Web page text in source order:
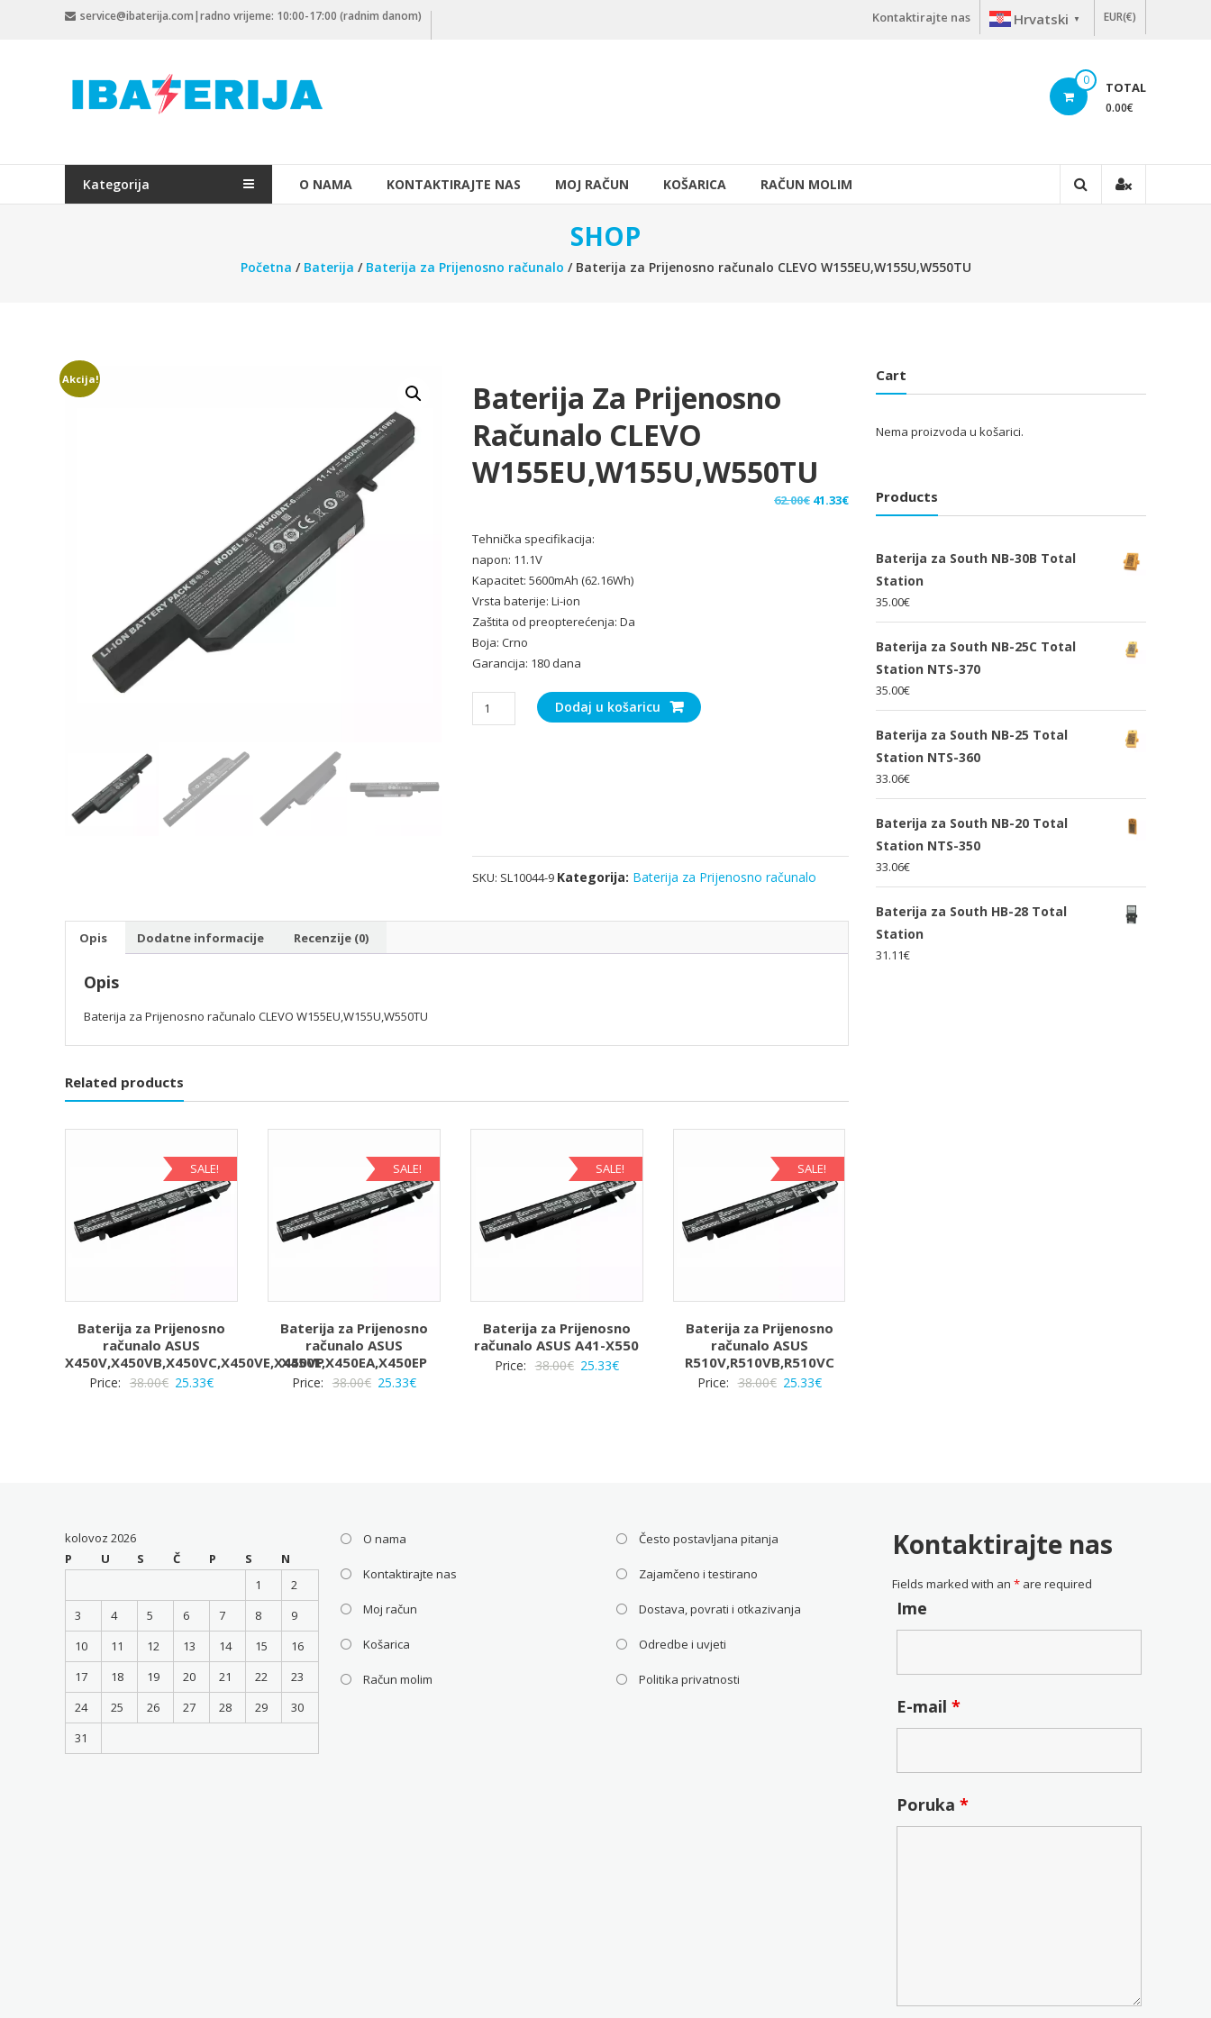
service@ibaterija.com|radno vrijeme: 10:00-17:00 (radnim danom) Kontaktirajte nas Hrvatski ▼ EUR(€)
0 TOTAL
0.00€
Kategorija O NAMA KONTAKTIRAJTE NAS MOJ RAČUN KOŠARICA RAČUN MOLIM
SHOP
Početna / Baterija / Baterija za Prijenosno računalo / Baterija za Prijenosno računalo CLEVO W155EU,W155U,W550TU
Akcija!
Baterija Za Prijenosno
Računalo CLEVO
W155EU,W155U,W550TU
62.00€ Izvorna
41.33€Trenutna
cijena
41.33€.
Tehnička specifikacija:
napon: 11.1V
Kapacitet: 5600mAh (62.16Wh)
Vrsta baterije: Li-ion
Zaštita od preopterećenja: Da
Boja: Crno
Garancija: 180 dana
Baterija
za
Dodaj u košaricu
SKU: SL10044-9 Kategorija: Baterija za Prijenosno računalo
Opis Dodatne informacije Recenzije (0)
Opis
Baterija za Prijenosno računalo CLEVO W155EU,W155U,W550TU
Related products
SALE!
Baterija za Prijenosno
računalo ASUS
X450V,X450VB,X450VC,X450VE,X450VP
Price: 38.00€ Izvorna
25.33€Trenutna
SALE!
Baterija za Prijenosno
računalo ASUS
X450E,X450EA,X450EP
Price: 38.00€ Izvorna
25.33€Trenutna
SALE!
Baterija za Prijenosno
računalo ASUS A41-X550
Price: 38.00€ Izvorna
25.33€Trenutna
SALE!
Baterija za Prijenosno
računalo ASUS
R510V,R510VB,R510VC
Price: 38.00€ Izvorna
25.33€Trenutna
Cart
Nema proizvoda u košarici.
Products
Baterija za South NB-30B Total
Station
35.00€
Baterija za South NB-25C Total
Station NTS-370
35.00€
Baterija za South NB-25 Total
Station NTS-360
33.06€
Baterija za South NB-20 Total
Station NTS-350
33.06€
Baterija za South HB-28 Total
Station
31.11€
kolovoz 2026
P
U S Č P S
N
1
2
3
4 5 6 7 8
9
10
11 12 13 14 15
16
17
18 19 20 21 22
23
24
25 26 27 28 29
30
31
O nama
Kontaktirajte nas
Moj račun
Košarica
Račun molim
Često postavljana pitanja
Zajamčeno i testirano
Dostava, povrati i otkazivanja
Odredbe i uvjeti
Politika privatnosti
Kontaktirajte nas
Fields marked with an* are required
Ime
E-mail*
Poruka*